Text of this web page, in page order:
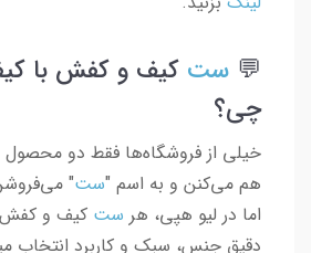
💬 ست کیف و کفش با
چی؟
خیلی از فروشگاه‌ها فقط دو محصول
هم می‌کنن و به اسم "ست"
اما در لیو هپی، هر ست کیف و کفش
دقیق جنس، سبک و کاربرد انتخاب